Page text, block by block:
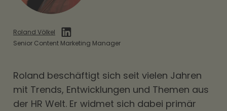
Roland Völkel
Senior Content Marketing Manager
Roland beschäftigt sich seit vielen Jahren
mit Trends, Entwicklungen und Themen aus
der HR Welt. Er widmet sich dabei primär